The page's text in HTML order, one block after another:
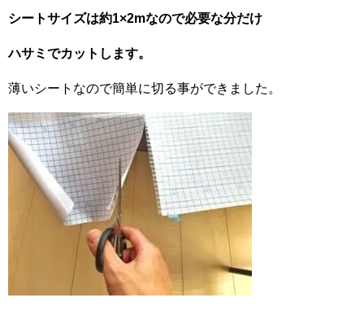
シートサイズは約1×2mなので必要な分だけ
ハサミでカットします。
薄いシートなので簡単に切る事ができました。